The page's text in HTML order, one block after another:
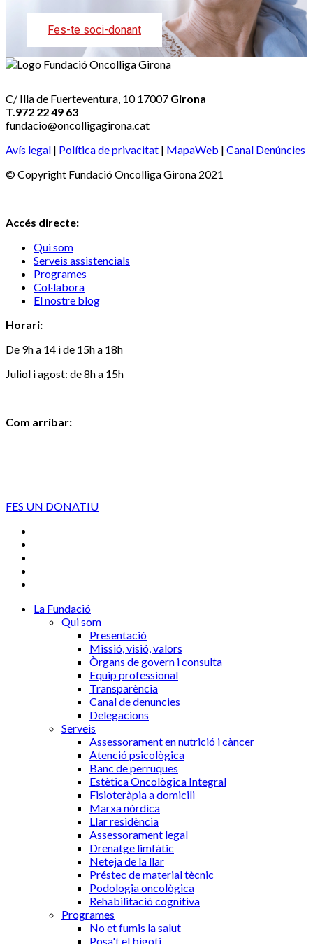
Fes-te soci-donant
C/ Illa de Fuerteventura, 10 17007 Girona
T.972 22 49 63
fundacio@oncolligagirona.cat
Avís legal | Política de privacitat | MapaWeb | Canal Denúncies
© Copyright Fundació Oncolliga Girona 2021
Accés directe:
Qui som
Serveis assistencials
Programes
Col·labora
El nostre blog
Horari:
De 9h a 14 i de 15h a 18h
Juliol i agost: de 8h a 15h
Com arribar:
FES UN DONATIU
La Fundació
Qui som
Presentació
Missió, visió, valors
Òrgans de govern i consulta
Equip professional
Transparència
Canal de denuncies
Delegacions
Serveis
Assessorament en nutrició i càncer
Atenció psicològica
Banc de perruques
Estètica Oncològica Integral
Fisioteràpia a domicili
Marxa nòrdica
Llar residència
Assessorament legal
Drenatge limfàtic
Neteja de la llar
Préstec de material tècnic
Podologia oncològica
Rehabilitació cognitiva
Programes
No et fumis la salut
Posa't el bigoti